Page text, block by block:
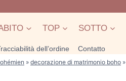
TOP SOTTO
dell’ordine Contatto
» decorazione di matrimonio boho »